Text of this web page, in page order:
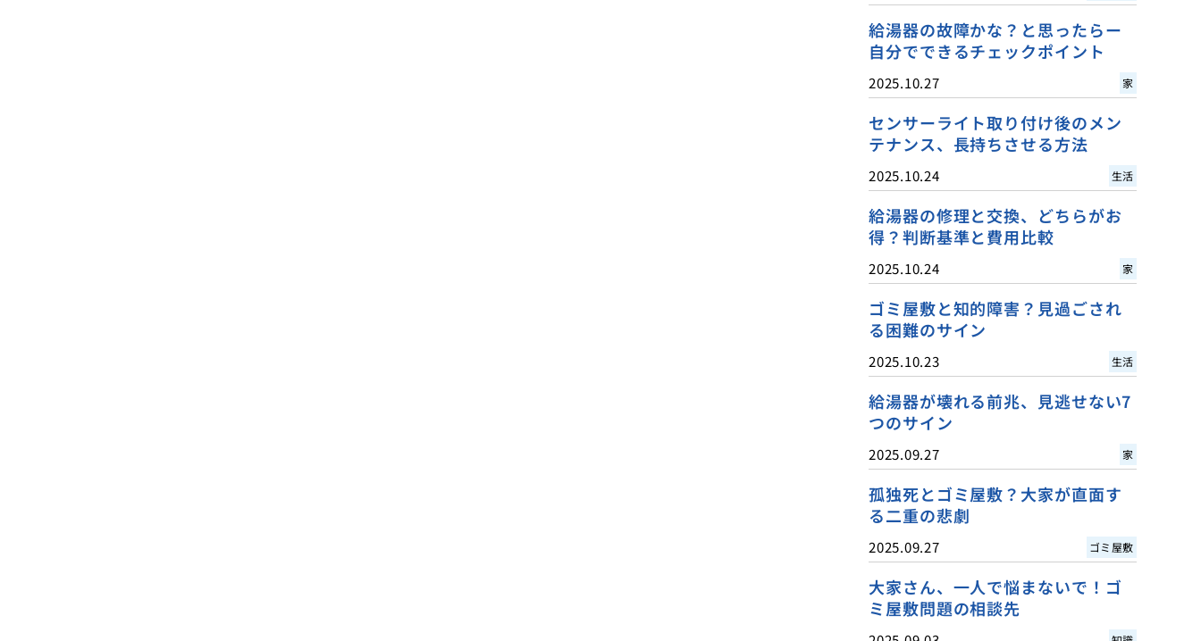
給湯器の故障かな？と思ったらー
自分でできるチェックポイント
2025.10.27 家
センサーライト取り付け後のメン
テナンス、長持ちさせる方法
2025.10.24 生活
給湯器の修理と交換、どちらがお
得？判断基準と費用比較
2025.10.24 家
ゴミ屋敷と知的障害？見過ごされ
る困難のサイン
2025.10.23 生活
給湯器が壊れる前兆、見逃せない7
つのサイン
2025.09.27 家
孤独死とゴミ屋敷？大家が直面す
る二重の悲劇
2025.09.27 ゴミ屋敷
大家さん、一人で悩まないで！ゴ
ミ屋敷問題の相談先